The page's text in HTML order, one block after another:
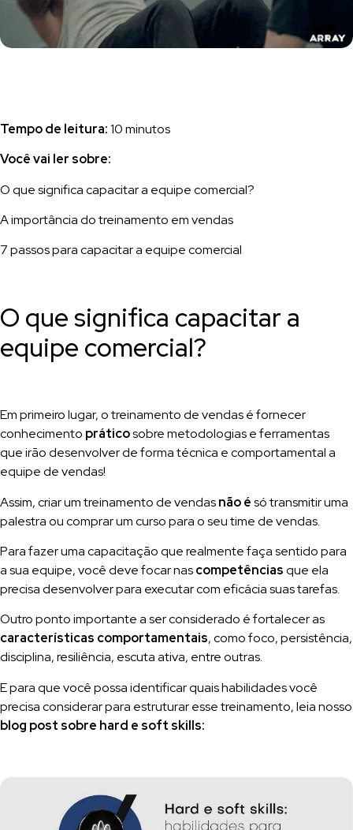
Tempo de leitura:10 minutos
Você vai ler sobre:
O que significa capacitar a equipe comercial?
A importância do treinamento em vendas
7 passos para capacitar a equipe comercial
O que significa capacitar a
equipe comercial?
Em primeiro lugar, o treinamento de vendas é fornecer
conhecimento práticosobre metodologias e ferramentas
que irão desenvolver de forma técnica e comportamental a
equipe de vendas!
Assim, criar um treinamento de vendasnão ésó transmitir uma
palestra ou comprar um curso para o seu time de vendas.
Para fazer uma capacitação que realmente faça sentido para
a sua equipe, você deve focar nascompetênciasque ela
precisa desenvolver para executar com eficácia suas tarefas.
Outro ponto importante a ser considerado é fortalecer as
características comportamentais, como foco, persistência,
disciplina, resiliência, escuta ativa, entre outras.
E para que você possa identificar quais habilidades você
precisa considerar para estruturar esse treinamento, leia nosso
blog post sobre hard e soft skills: